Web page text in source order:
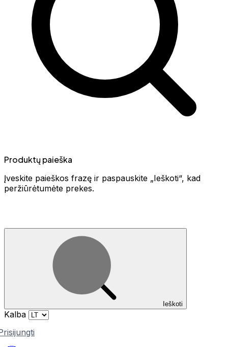
Produktų paieška
Įveskite paieškos frazę ir paspauskite „Ieškoti“, kad
peržiūrėtumėte prekes.
Ieškoti
Kalba